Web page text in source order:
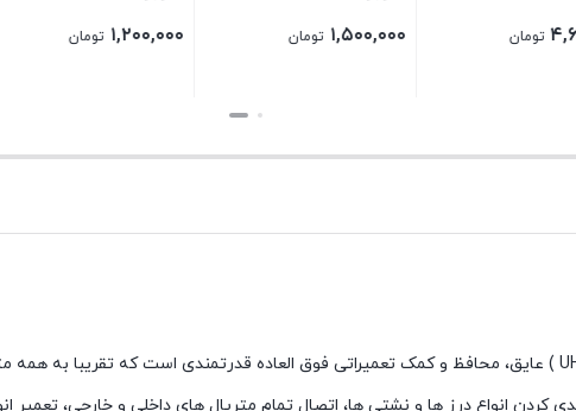
۱,۲۰۰,۰۰۰ تماس بگیرید تماس بگیرید
کردن انواع درز ها و نشتی ها، اتصال تمام متریال های داخلی و خارجی،